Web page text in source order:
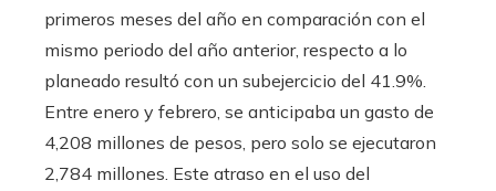
primeros meses del año en comparación con el
mismo periodo del año anterior, respecto a lo
planeado resultó con un subejercicio del 41.9%.
Entre enero y febrero, se anticipaba un gasto de
4,208 millones de pesos, pero solo se ejecutaron
2,784 millones. Este atraso en el uso del